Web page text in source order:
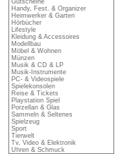
Gutscheine
Handy, Fest. & Organizer
Heimwerker & Garten
Hörbücher
Lifestyle
Kleidung & Accessoires
Modellbau
Möbel & Wohnen
Münzen
Musik & CD & LP
Musik-Instrumente
PC- & Videospiele
Spielekonsolen
Reise & Tickets
Playstation Spiel
Porzellan & Glas
Sammeln & Seltenes
Spielzeug
Sport
Tierwelt
Tv, Video & Elektronik
Uhren & Schmuck